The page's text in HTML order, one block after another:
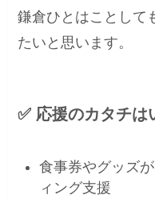
鎌倉ひとはことして
たいと思います。
✅ 応援のカタチは
食事券やグッズ
ィング支援